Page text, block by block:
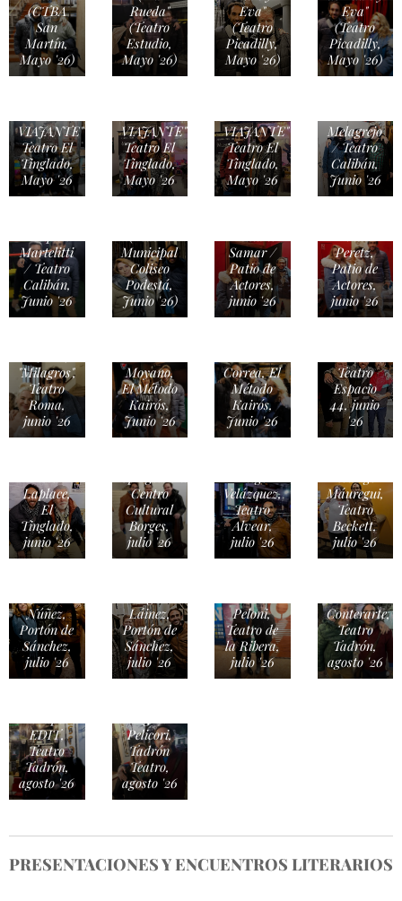
(CTBA
San
Martín,
Mayo '26)
Rueda"
(Teatro
Estudio,
Mayo '26)
Eva"
(Teatro
Picadilly,
Mayo '26)
Eva"
(Teatro
Picadilly,
Mayo '26)
Gabriela
Romeo e
Ingrid
Pelicori,
VIAJANTE"
Teatro El
Tinglado,
Mayo '26
Anahí
Gadda,
VIAJANTE"
Teatro El
Tinglado,
Mayo '26
Alejandro
Awada,
VIAJANTE"
Teatro El
Tinglado,
Mayo '26
Sergio
Melagrejo
/ Teatro
Calibán,
Junio '26
Martelitti
/ Teatro
Calibán,
Junio '26
TEATRO
Municipal
Coliseo
Podestá,
Junio '26)
Francisco
Samar /
Patio de
Actores,
junio '26
Peretz,
Patio de
Actores,
junio '26
"Milagros",
Teatro
Roma,
junio '26
Moyano,
El Método
Kairós,
Junio '26
Correa, El
Método
Kairós,
Junio '26
Gastón
Figueredo
Cabanas
Teatro
Espacio
44, junio
'26
Laplace,
El
Tinglado,
junio '26
Centro
Cultural
Borges,
julio '26
Velázquez,
Teatro
Alvear,
julio '26
Máuregui,
Teatro
Beckett,
julio '26
Núñez,
Portón de
Sánchez,
julio '26
Osmar
Núñez,
Lorena
Láinez,
Portón de
Sánchez,
julio '26
Peloni,
Teatro de
la Ribera,
julio '26
Conterarte,
Teatro
Tadrón,
agosto '26
EDIT,
Teatro
Tadrón,
agosto '26
Pelicori,
Tadrón
Teatro,
agosto '26
PRESENTACIONES Y ENCUENTROS LITERARIOS
Con